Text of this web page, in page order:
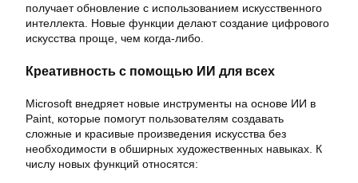
получает обновление с использованием искусственного
интеллекта. Новые функции делают создание цифрового
искусства проще, чем когда-либо.
Креативность с помощью ИИ для всех
Microsoft внедряет новые инструменты на основе ИИ в
Paint, которые помогут пользователям создавать
сложные и красивые произведения искусства без
необходимости в обширных художественных навыках. К
числу новых функций относятся: